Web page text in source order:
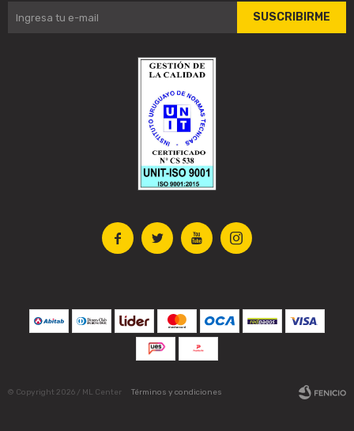
   
SUSCRIBIRME
© Copyright 2026 / ML Center Términos y condiciones